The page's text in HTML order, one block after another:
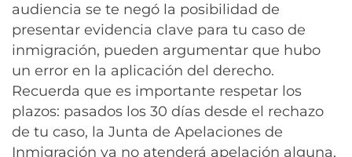
audiencia se te negó la posibilidad de
presentar evidencia clave para tu caso de
inmigración, pueden argumentar que hubo
un error en la aplicación del derecho.
Recuerda que es importante respetar los
plazos: pasados los 30 días desde el rechazo
de tu caso, la Junta de Apelaciones de
Inmigración ya no atenderá apelación alguna,